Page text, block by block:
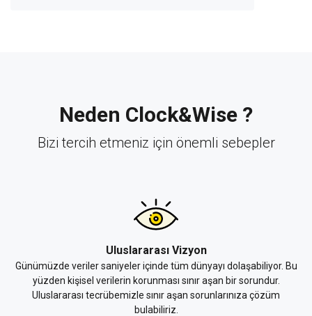
Neden Clock&Wise ?
Bizi tercih etmeniz için önemli sebepler
Uluslararası Vizyon
Günümüzde veriler saniyeler içinde tüm dünyayı dolaşabiliyor. Bu
yüzden kişisel verilerin korunması sınır aşan bir sorundur.
Uluslararası tecrübemizle sınır aşan sorunlarınıza çözüm
bulabiliriz.